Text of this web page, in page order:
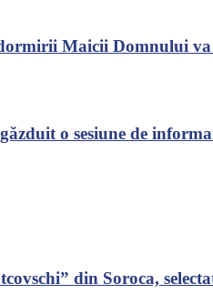
Maicii Domnului
o sesiune de
din Soroca,